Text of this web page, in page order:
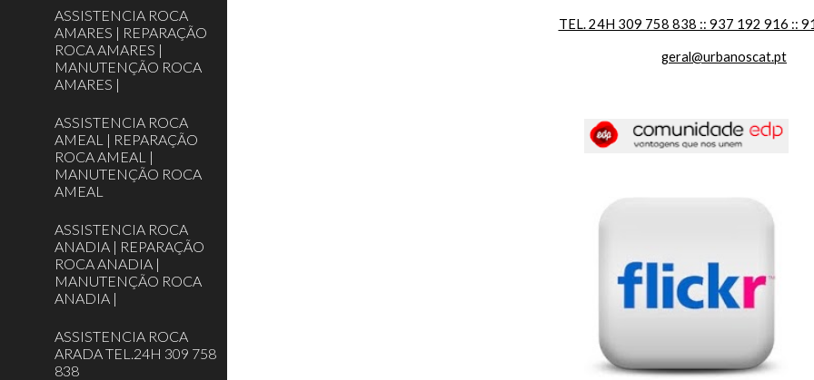
ASSISTENCIA ROCA
AMARES | REPARAÇÃO
ROCA AMARES |
MANUTENÇÃO ROCA
AMARES |
ASSISTENCIA ROCA
AMEAL | REPARAÇÃO
ROCA AMEAL |
MANUTENÇÃO ROCA
AMEAL
ASSISTENCIA ROCA
ANADIA | REPARAÇÃO
ROCA ANADIA |
MANUTENÇÃO ROCA
ANADIA |
ASSISTENCIA ROCA
ARADA TEL.24H 309 758
838
TEL. 24H 309 758 838 :: 937 192 916 ::
geral@urbanoscat.pt